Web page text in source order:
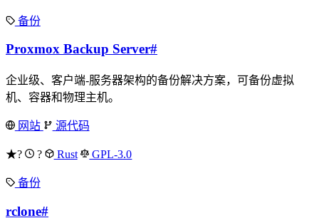
备份
Proxmox Backup Server#
企业级、客户端-服务器架构的备份解决方案，可备份虚拟
机、容器和物理主机。
网站 源代码
★? ? Rust GPL-3.0
备份
rclone#